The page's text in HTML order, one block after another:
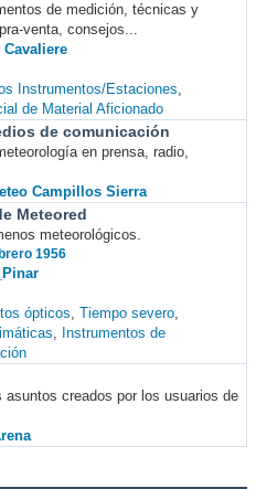
de medición, técnicas y
venta, consejos...
Cavaliere
Instrumentos/Estaciones
de Material Aficionado
de comunicación
en prensa, radio,
Campillos Sierra
Meteored
meteorológicos.
1956
ópticos Tiempo severo
Instrumentos de
asuntos creados por los usuarios de